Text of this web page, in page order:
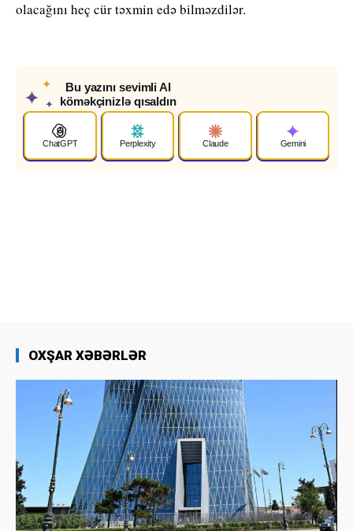
olacağını heç cür təxmin edə bilməzdilər.
✦
✦
✦
Bu yazını sevimli AI
köməkçinizlə qısaldın
ChatGPT Perplexity Claude Gemini
OXŞAR XƏBƏRLƏR